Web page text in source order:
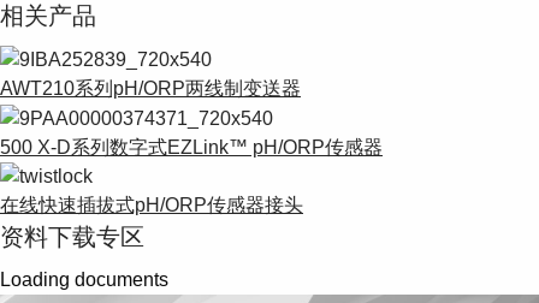
相关产品
AWT210系列pH/ORP两线制变送器
500 X-D系列数字式EZLink™ pH/ORP传感器
在线快速插拔式pH/ORP传感器接头
资料下载专区
Loading documents